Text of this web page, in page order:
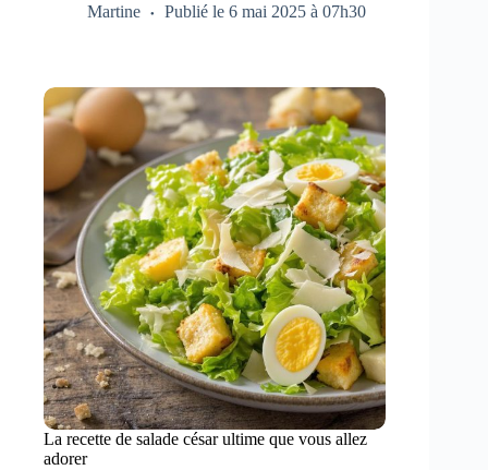
Martine
Publié le 6 mai 2025 à 07h30
La recette de salade césar ultime que vous allez
adorer